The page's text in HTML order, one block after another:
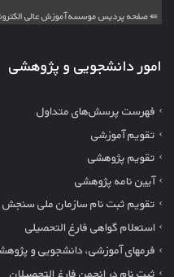
⇚ صفحه پردیس موسسه آموزش عالی
امور دانشجویی و پژوهشی
فهرست پرسش‌های متداول
تقویم آموزشی
تقویم پژوهشی
آیین نامه پژوهشی
تقویم ثبت نام سازمان ملی سنجش
استعلام گواهی فارغ التحصیلی
فرمهای آموزشی، دانشجویی و
ثبت نام در انجمن فارغ التحصیلان